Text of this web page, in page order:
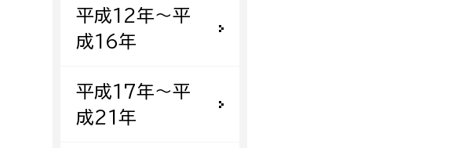
農業委員会事務局
平成12年〜平
成16年
平成17年〜平
成21年